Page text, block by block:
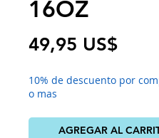
16OZ
49,95 US$
10% de descuento por
o mas
AGREGAR AL